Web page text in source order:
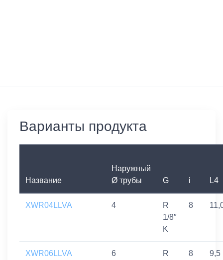
Варианты продукта
Название
Наружный
Ø трубы
G i L4
XWR04LLVA 4
R
1/8″
K
8
XWR06LLVA 6
R
8 9,5